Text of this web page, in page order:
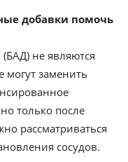
добавки помочь
не являются
могут заменить
только после
рассматриваться
сосудов.